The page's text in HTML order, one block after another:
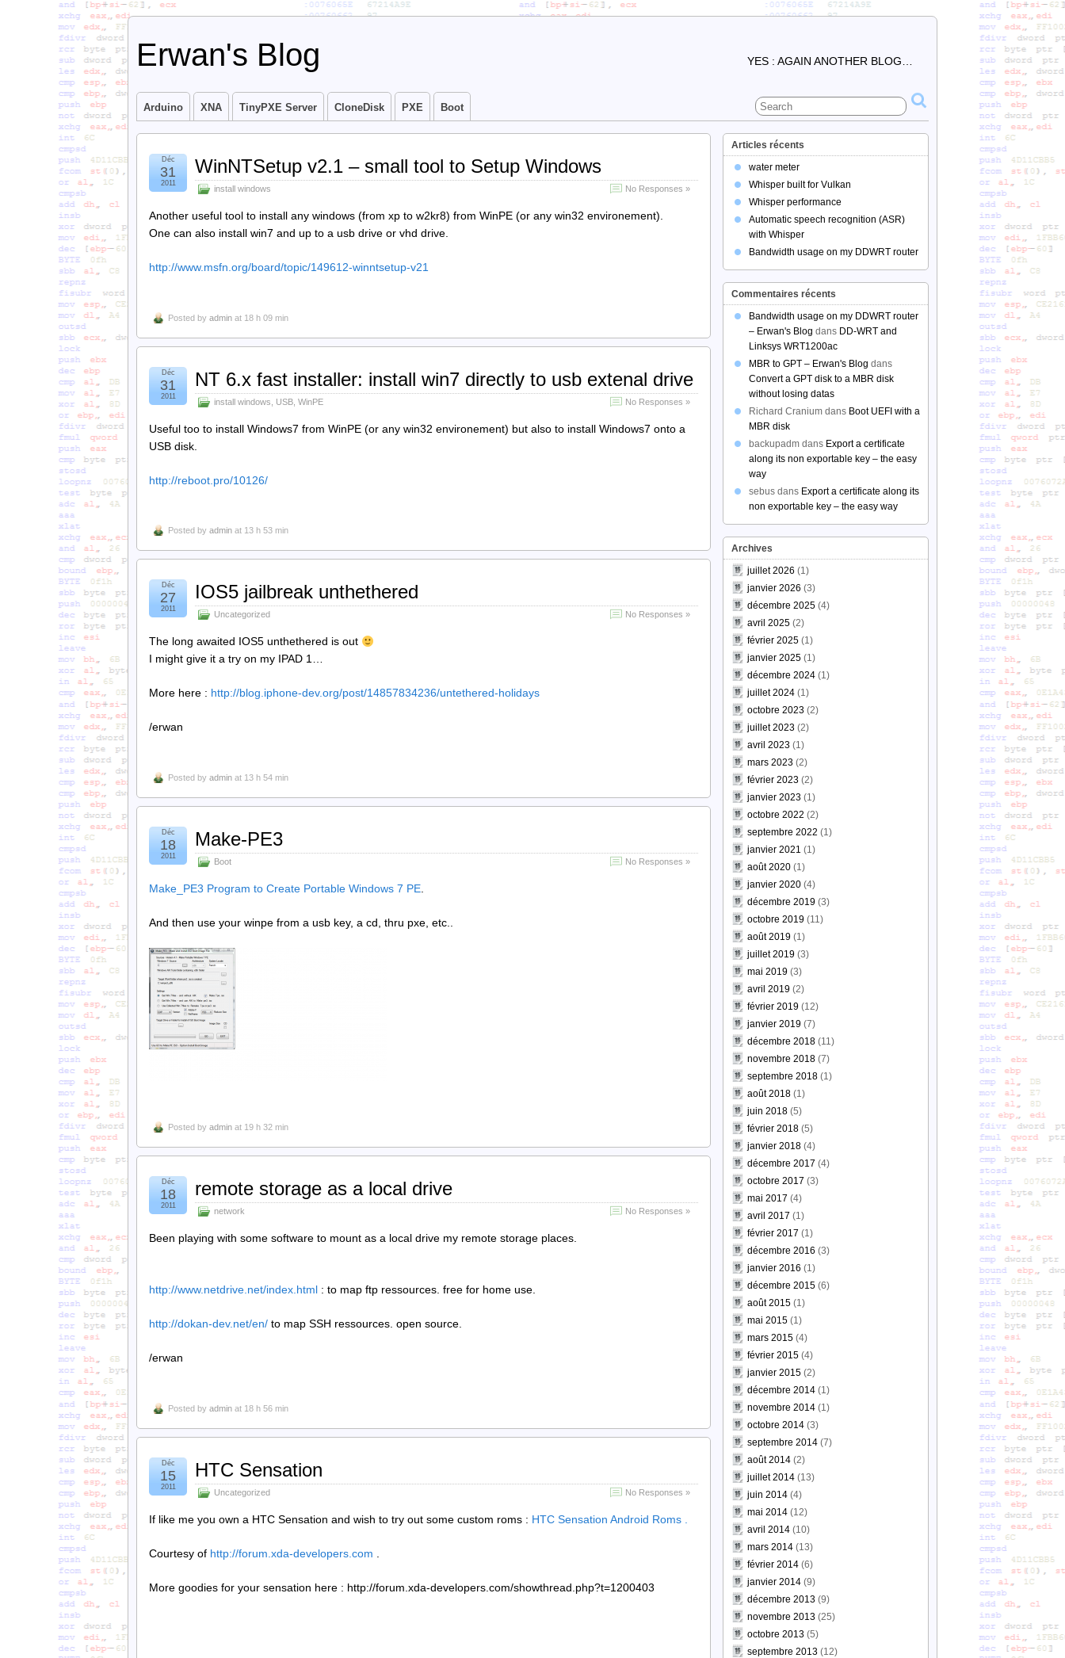
Erwan's Blog YES : AGAIN ANOTHER BLOG…
Arduino XNA TinyPXE Server CloneDisk PXE Boot
WinNTSetup v2.1 – small tool to Setup Windows
install windows No Responses »
Déc
31
2011
Another useful tool to install any windows (from xp to w2kr8) from WinPE (or any win32 environement).
One can also install win7 and up to a usb drive or vhd drive.
http://www.msfn.org/board/topic/149612-winntsetup-v21
Posted by admin at 18 h 09 min
NT 6.x fast installer: install win7 directly to usb extenal drive
install windows USB WinPE No Responses »
Déc
31
2011
Useful too to install Windows7 from WinPE (or any win32 environement) but also to install Windows7 onto a
USB disk.
http://reboot.pro/10126/
Posted by admin at 13 h 53 min
IOS5 jailbreak unthethered
Uncategorized No Responses »
Déc
27
2011
The long awaited IOS5 unthethered is out
I might give it a try on my IPAD 1…
More here : http://blog.iphone-dev.org/post/14857834236/untethered-holidays
/erwan
Posted by admin at 13 h 54 min
Make-PE3
Boot No Responses »
Déc
18
2011
Make_PE3 Program to Create Portable Windows 7 PE
And then use your winpe from a usb key, a cd, thru pxe, etc..
Posted by admin at 19 h 32 min
remote storage as a local drive
network No Responses »
Déc
18
2011
Been playing with some software to mount as a local drive my remote storage places.
http://www.netdrive.net/index.html : to map ftp ressources. free for home use.
http://dokan-dev.net/en/ to map SSH ressources. open source.
/erwan
Posted by admin at 18 h 56 min
HTC Sensation
Uncategorized No Responses »
Déc
15
2011
If like me you own a HTC Sensation and wish to try out some custom roms : HTC Sensation Android Roms .
Courtesy of http://forum.xda-developers.com
More goodies for your sensation here : http://forum.xda-developers.com/showthread.php?t=1200403
Articles récents
water meter
Whisper built for Vulkan
Whisper performance
Automatic speech recognition (ASR)
with Whisper
Bandwidth usage on my DDWRT router
Commentaires récents
Bandwidth usage on my DDWRT router
– Erwan's Blog dans DD-WRT and
Linksys WRT1200ac
MBR to GPT – Erwan's Blog dans
Convert a GPT disk to a MBR disk
without losing datas
Richard Cranium dans Boot UEFI with a
MBR disk
backupadm dans Export a certificate
along its non exportable key – the easy
way
sebus dans Export a certificate along its
non exportable key – the easy way
Archives
juillet 2026 (1)
janvier 2026 (3)
décembre 2025 (4)
avril 2025 (2)
février 2025 (1)
janvier 2025 (1)
décembre 2024 (1)
juillet 2024 (1)
octobre 2023 (2)
juillet 2023 (2)
avril 2023 (1)
mars 2023 (2)
février 2023 (2)
janvier 2023 (1)
octobre 2022 (2)
septembre 2022 (1)
janvier 2021 (1)
août 2020 (1)
janvier 2020 (4)
décembre 2019 (3)
octobre 2019 (11)
août 2019 (1)
juillet 2019 (3)
mai 2019 (3)
avril 2019 (2)
février 2019 (12)
janvier 2019 (7)
décembre 2018 (11)
novembre 2018 (7)
septembre 2018 (1)
août 2018 (1)
juin 2018 (5)
février 2018 (5)
janvier 2018 (4)
décembre 2017 (4)
octobre 2017 (3)
mai 2017 (4)
avril 2017 (1)
février 2017 (1)
décembre 2016 (3)
janvier 2016 (1)
décembre 2015 (6)
août 2015 (1)
mai 2015 (1)
mars 2015 (4)
février 2015 (4)
janvier 2015 (2)
décembre 2014 (1)
novembre 2014 (1)
octobre 2014 (3)
septembre 2014 (7)
août 2014 (2)
juillet 2014 (13)
juin 2014 (4)
mai 2014 (12)
avril 2014 (10)
mars 2014 (13)
février 2014 (6)
janvier 2014 (9)
décembre 2013 (9)
novembre 2013 (25)
octobre 2013 (5)
septembre 2013 (12)